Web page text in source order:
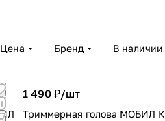
Цена Бренд В наличии
1 490 ₽/шт
Триммерная голова МОБИЛ К